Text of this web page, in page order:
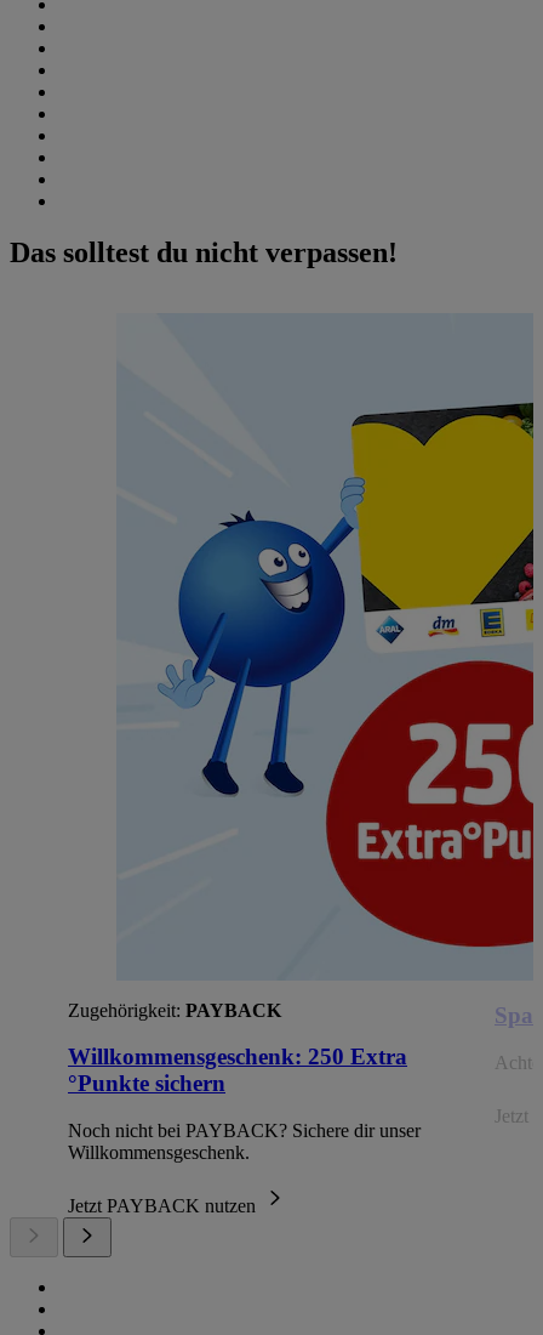
Das solltest du nicht verpassen!
Zugehörigkeit: PAYBACK
Willkommensgeschenk: 250 Extra
°Punkte sichern
Noch nicht bei PAYBACK? Sichere dir unser
Willkommensgeschenk.
Jetzt PAYBACK nutzen
Jetzt